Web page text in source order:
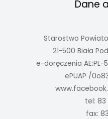
Dane
Starostwo
21-500 Biała
e-doręczenia AE:PL-
ePUAP /
tel: 83
fax: